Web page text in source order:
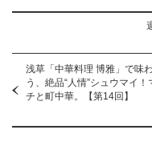
浅草「中華料理 博雅」で味
う、絶品“人情”シュウマイ！
チと町中華。【第14回】